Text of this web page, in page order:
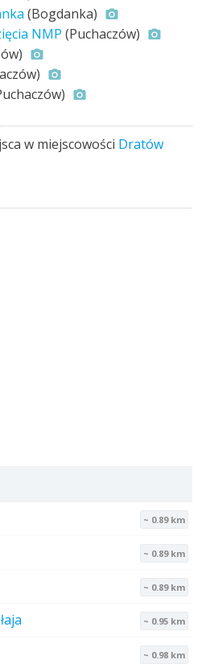
(Bogdanka)
NMP (Puchaczów)
w miejscowości Dratów
~ 0.89 km
~ 0.89 km
~ 0.89 km
~ 0.95 km
~ 0.98 km